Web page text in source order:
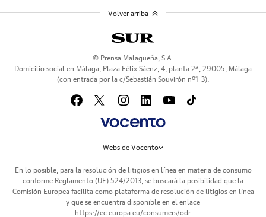
© Prensa Malagueña, S.A.
Domicilio social en Málaga, Plaza Félix Sáenz, 4, planta 2ª, 29005, Málaga
(con entrada por la c/Sebastián Souvirón nº1-3).
Webs de Vocento
En lo posible, para la resolución de litigios en línea en materia de consumo
conforme Reglamento (UE) 524/2013, se buscará la posibilidad que la
Comisión Europea facilita como plataforma de resolución de litigios en línea
y que se encuentra disponible en el enlace
https://ec.europa.eu/consumers/odr.
Volver arriba